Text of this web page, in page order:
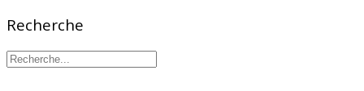
Recherche